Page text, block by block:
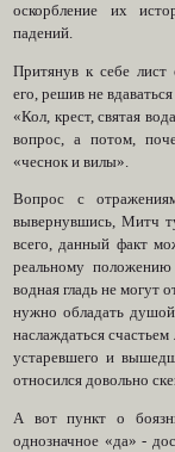
оскорбление их
падений.
Притянув к себе лист
его, решив не
«Кол, крест, святая
вопрос, а потом,
«чеснок и вилы».
Вопрос с
вывернувшись, Митч
всего, данный факт
реальному
водная гладь не могут
нужно обладать
наслаждаться
устаревшего и
относился довольно
А вот пункт о
однозначное «да» -